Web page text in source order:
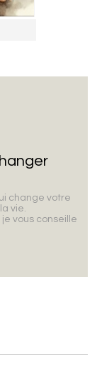
change votre
vie.
vous conseille